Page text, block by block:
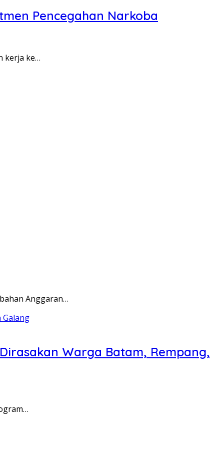
Pencegahan Narkoba
kerja ke…
Anggaran…
Warga Batam, Rempang,